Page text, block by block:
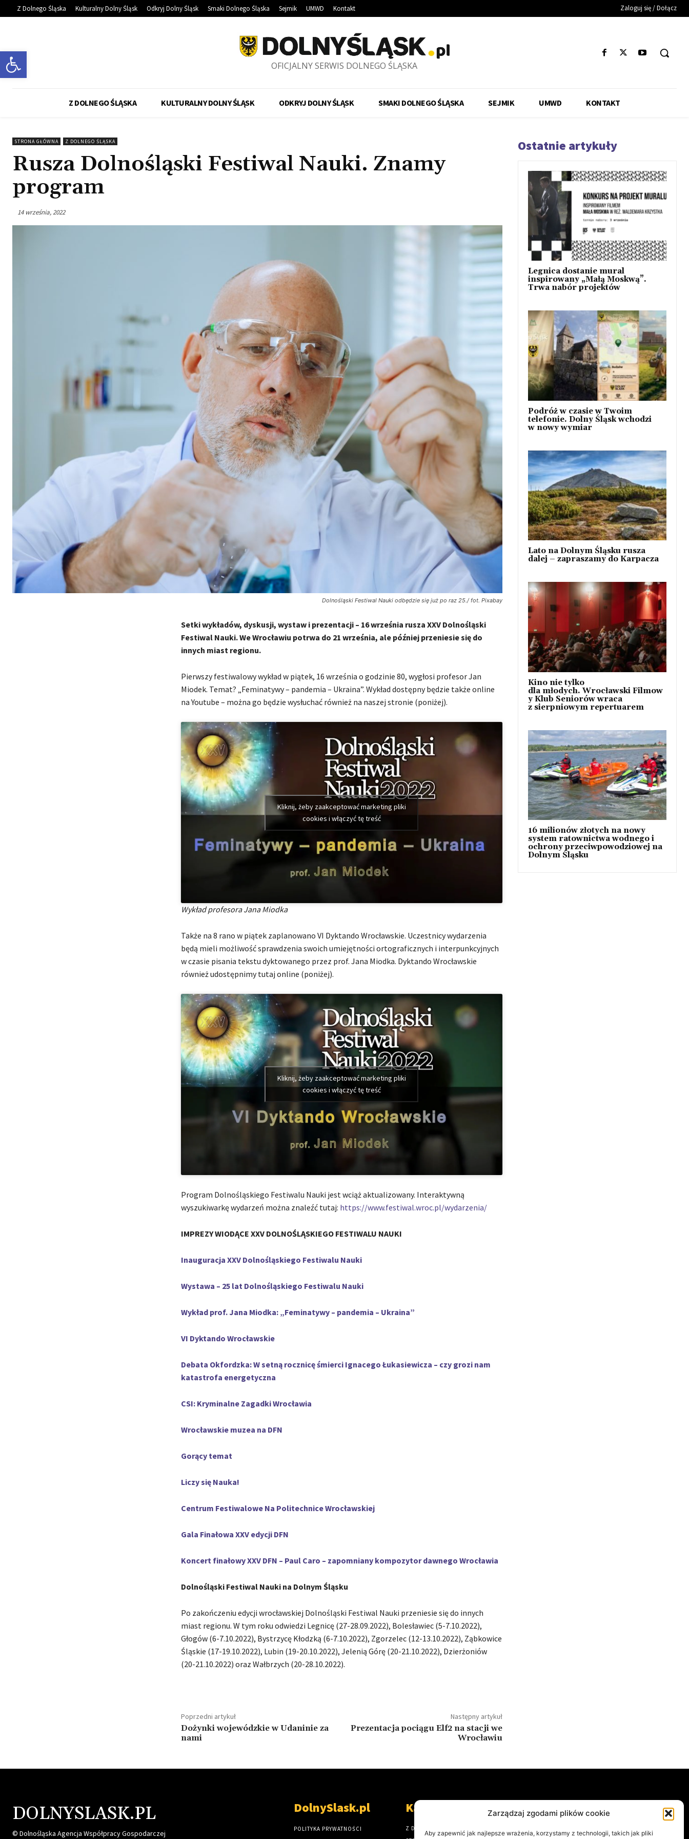
Otwórz pasek narzędzi
Zarządzaj zgodami plików cookie
Aby zapewnić jak najlepsze wrażenia, korzystamy z technologii, takich jak pliki
Z Dolnego Śląska Kulturalny Dolny Śląsk Odkryj Dolny Śląsk Smaki Dolnego Śląska Sejmik UMWD Kontakt Zaloguj się / Dołącz
OFICJALNY SERWIS DOLNEGO ŚLĄSKA
Z DOLNEGO ŚLĄSKA KULTURALNY DOLNY ŚLĄSK ODKRYJ DOLNY ŚLĄSK SMAKI DOLNEGO ŚLĄSKA SEJMIK UMWD KONTAKT
STRONA GŁÓWNA Z DOLNEGO ŚLĄSKA
Rusza Dolnośląski Festiwal Nauki. Znamy
program
14 września, 2022
Dolnośląski Festiwal Nauki odbędzie się już po raz 25./ fot. Pixabay
Setki wykładów, dyskusji, wystaw i prezentacji – 16 września rusza XXV Dolnośląski
Festiwal Nauki. We Wrocławiu potrwa do 21 września, ale później przeniesie się do
innych miast regionu.
Pierwszy festiwalowy wykład w piątek, 16 września o godzinie 80, wygłosi profesor Jan
Miodek. Temat? „Feminatywy – pandemia – Ukraina”. Wykład dostępny będzie także online
na Youtube – można go będzie wysłuchać również na naszej stronie (poniżej).
Kliknij, żeby zaakceptować marketing pliki
cookies i włączyć tę treść
Wykład profesora Jana Miodka
Także na 8 rano w piątek zaplanowano VI Dyktando Wrocławskie. Uczestnicy wydarzenia
będą mieli możliwość sprawdzenia swoich umiejętności ortograficznych i interpunkcyjnych
w czasie pisania tekstu dyktowanego przez prof. Jana Miodka. Dyktando Wrocławskie
również udostępnimy tutaj online (poniżej).
Kliknij, żeby zaakceptować marketing pliki
cookies i włączyć tę treść
Program Dolnośląskiego Festiwalu Nauki jest wciąż aktualizowany. Interaktywną
wyszukiwarkę wydarzeń można znaleźć tutaj: https://www.festiwal.wroc.pl/wydarzenia/
IMPREZY WIODĄCE XXV DOLNOŚLĄSKIEGO FESTIWALU NAUKI
Inauguracja XXV Dolnośląskiego Festiwalu Nauki
Wystawa – 25 lat Dolnośląskiego Festiwalu Nauki
Wykład prof. Jana Miodka: „Feminatywy – pandemia – Ukraina”
VI Dyktando Wrocławskie
Debata Okfordzka: W setną rocznicę śmierci Ignacego Łukasiewicza – czy grozi nam
katastrofa energetyczna
CSI: Kryminalne Zagadki Wrocławia
Wrocławskie muzea na DFN
Gorący temat
Liczy się Nauka!
Centrum Festiwalowe Na Politechnice Wrocławskiej
Gala Finałowa XXV edycji DFN
Koncert finałowy XXV DFN – Paul Caro – zapomniany kompozytor dawnego Wrocławia
Dolnośląski Festiwal Nauki na Dolnym Śląsku
Po zakończeniu edycji wrocławskiej Dolnośląski Festiwal Nauki przeniesie się do innych
miast regionu. W tym roku odwiedzi Legnicę (27-28.09.2022), Bolesławiec (5-7.10.2022),
Głogów (6-7.10.2022), Bystrzycę Kłodzką (6-7.10.2022), Zgorzelec (12-13.10.2022), Ząbkowice
Śląskie (17-19.10.2022), Lubin (19-20.10.2022), Jelenią Górę (20-21.10.2022), Dzierżoniów
(20-21.10.2022) oraz Wałbrzych (20-28.10.2022).
Poprzedni artykuł
Dożynki wojewódzkie w Udaninie za
nami
Następny artykuł
Prezentacja pociągu Elf2 na stacji we
Wrocławiu
Ostatnie artykuły
Legnica dostanie mural
inspirowany „Małą Moskwą”.
Trwa nabór projektów
Podróż w czasie w Twoim
telefonie. Dolny Śląsk wchodzi
w nowy wymiar
Lato na Dolnym Śląsku rusza
dalej – zapraszamy do Karpacza
Kino nie tylko
dla młodych. Wrocławski Filmow
y Klub Seniorów wraca
z sierpniowym repertuarem
16 milionów złotych na nowy
system ratownictwa wodnego i
ochrony przeciwpowodziowej na
Dolnym Śląsku
DOLNYSLASK.PL
© Dolnośląska Agencja Współpracy Gospodarczej
DolnySlask.pl
POLITYKA PRYWATNOŚCI
Kategorie
Z DOLNEGO ŚLĄSKA
Ostatnio opublikowane
inspirowany „Małą Moskwą”.